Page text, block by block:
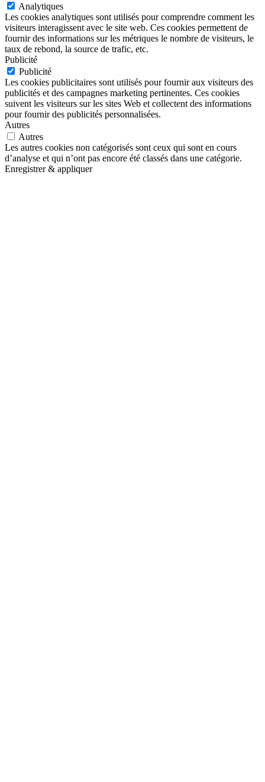
Analytiques
Les cookies analytiques sont utilisés pour comprendre comment les
visiteurs interagissent avec le site web. Ces cookies permettent de
fournir des informations sur les métriques le nombre de visiteurs, le
taux de rebond, la source de trafic, etc.
Publicité
Publicité
Les cookies publicitaires sont utilisés pour fournir aux visiteurs des
publicités et des campagnes marketing pertinentes. Ces cookies
suivent les visiteurs sur les sites Web et collectent des informations
pour fournir des publicités personnalisées.
Autres
Autres
Les autres cookies non catégorisés sont ceux qui sont en cours
d’analyse et qui n’ont pas encore été classés dans une catégorie.
Enregistrer & appliquer